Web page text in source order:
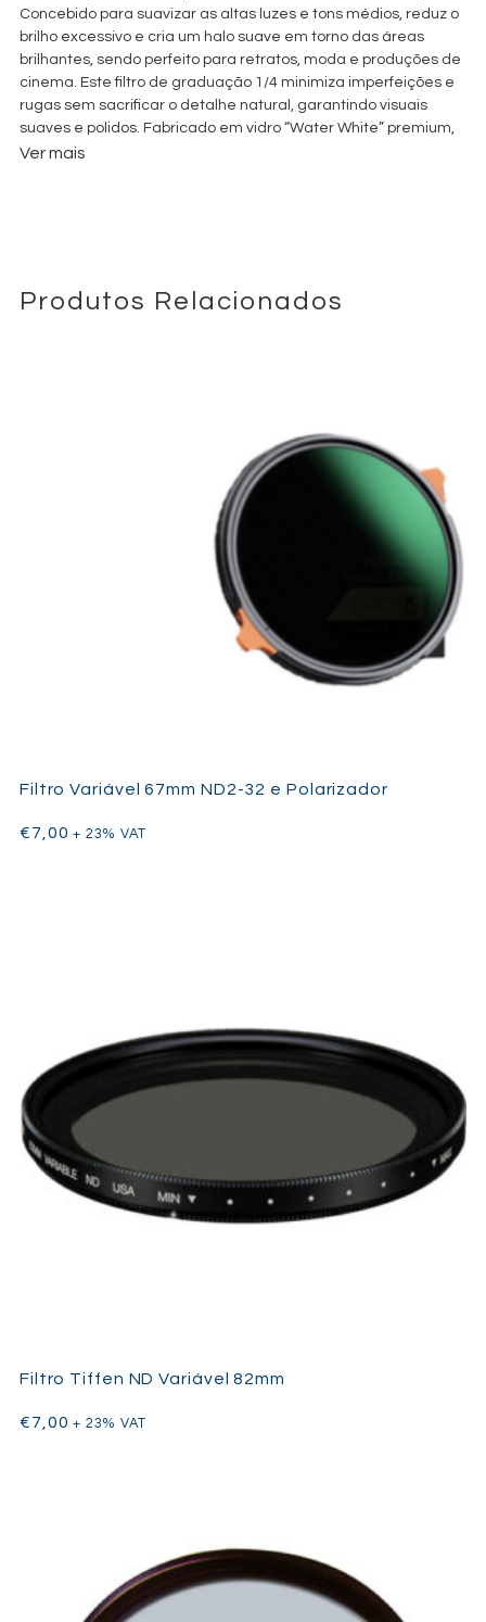
Concebido para suavizar as altas luzes e tons médios, reduz o
brilho excessivo e cria um halo suave em torno das áreas
brilhantes, sendo perfeito para retratos, moda e produções de
cinema. Este filtro de graduação 1/4 minimiza imperfeições e
rugas sem sacrificar o detalhe natural, garantindo visuais
suaves e polidos. Fabricado em vidro “Water White” premium,
garante claridade ótica e durabilidade. Compatível com
Ver mais
Produtos Relacionados
Filtro Variável 67mm ND2-32 e Polarizador
€7,00 + 23% VAT
Filtro Tiffen ND Variável 82mm
€7,00 + 23% VAT